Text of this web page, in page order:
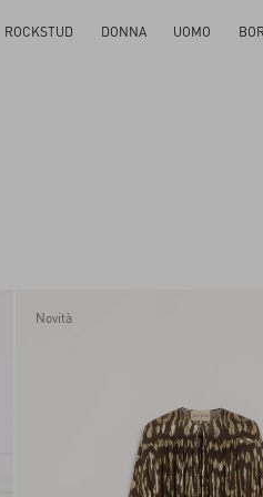
ROCKSTUD DONNA UOMO
Novità